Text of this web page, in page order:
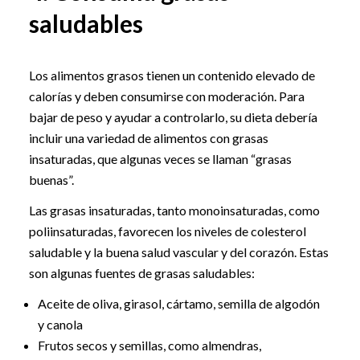
saludables
Los alimentos grasos tienen un contenido elevado de
calorías y deben consumirse con moderación. Para
bajar de peso y ayudar a controlarlo, su dieta debería
incluir una variedad de alimentos con grasas
insaturadas, que algunas veces se llaman “grasas
buenas”.
Las grasas insaturadas, tanto monoinsaturadas, como
poliinsaturadas, favorecen los niveles de colesterol
saludable y la buena salud vascular y del corazón. Estas
son algunas fuentes de grasas saludables:
Aceite de oliva, girasol, cártamo, semilla de algodón
y canola
Frutos secos y semillas, como almendras,